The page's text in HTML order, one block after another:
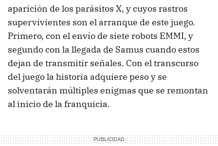
aparición de los parásitos X, y cuyos rastros
supervivientes son el arranque de este juego.
Primero, con el envío de siete robots EMMI, y
segundo con la llegada de Samus cuando estos
dejan de transmitir señales. Con el transcurso
del juego la historia adquiere peso y se
solventarán múltiples enigmas que se remontan
al inicio de la franquicia.